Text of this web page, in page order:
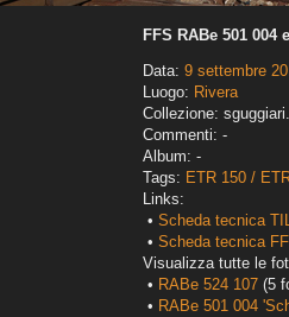
FFS RABe 501 004
Data: 9 settembre
Luogo: Rivera
Collezione:
Commenti: -
Album: -
Tags: ETR 150 /
Links:
• Scheda tecnica
• Scheda tecnica
Visualizza tutte le
• RABe 524 107 (5
• RABe 501 004